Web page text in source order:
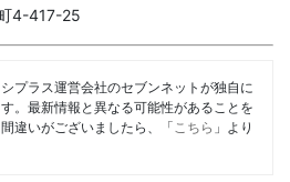
4-417-25
プラス運営会社のセブンネットが独自に
。最新情報と異なる可能性があることを
違いがございましたら、「 こちら 」より